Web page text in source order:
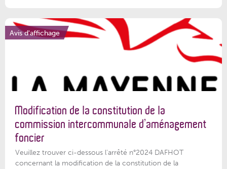
Avis d'affichage
Modification de la constitution de la
commission intercommunale d’aménagement
foncier
Veuillez trouver ci-dessous l'arrêté n°2024 DAFHOT
concernant la modification de la constitution de la